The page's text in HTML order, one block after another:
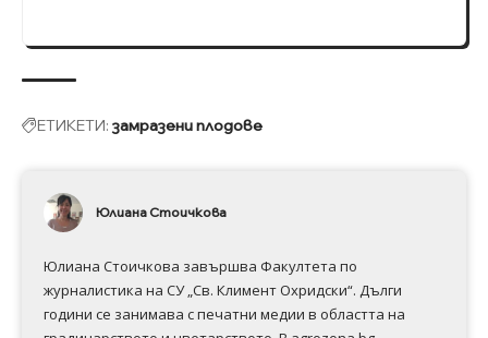
ЕТИКЕТИ: замразени плодове
Юлиана Стоичкова
Юлиана Стоичкова завършва Факултета по
журналистика на СУ „Св. Климент Охридски“. Дълги
години се занимава с печатни медии в областта на